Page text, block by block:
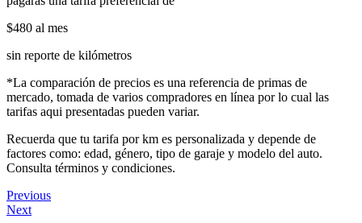
$480 al mes
sin reporte de kilómetros
*La comparación de precios es una referencia de primas de
mercado, tomada de varios compradores en línea por lo cual las
tarifas aqui presentadas pueden variar.
Recuerda que tu tarifa por km es personalizada y depende de
factores como: edad, género, tipo de garaje y modelo del auto.
Consulta términos y condiciones.
Previous
Next